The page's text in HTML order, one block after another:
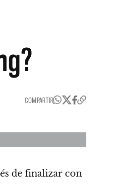
COMPARTIR
de finalizar con